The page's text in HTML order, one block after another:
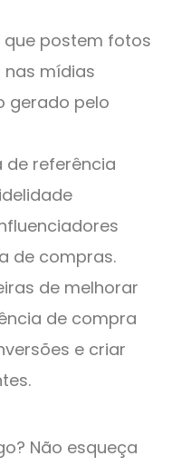
que postem fotos
mídias
gerado pelo
de referência
de compras.
de melhorar
de compra
e criar
Não esqueça